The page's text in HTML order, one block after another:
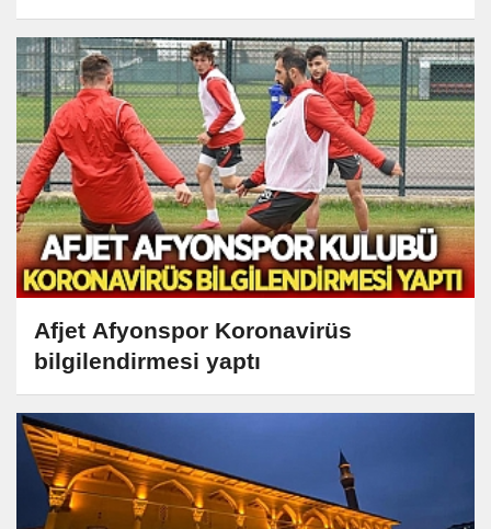
Afjet Afyonspor Koronavirüs
bilgilendirmesi yaptı